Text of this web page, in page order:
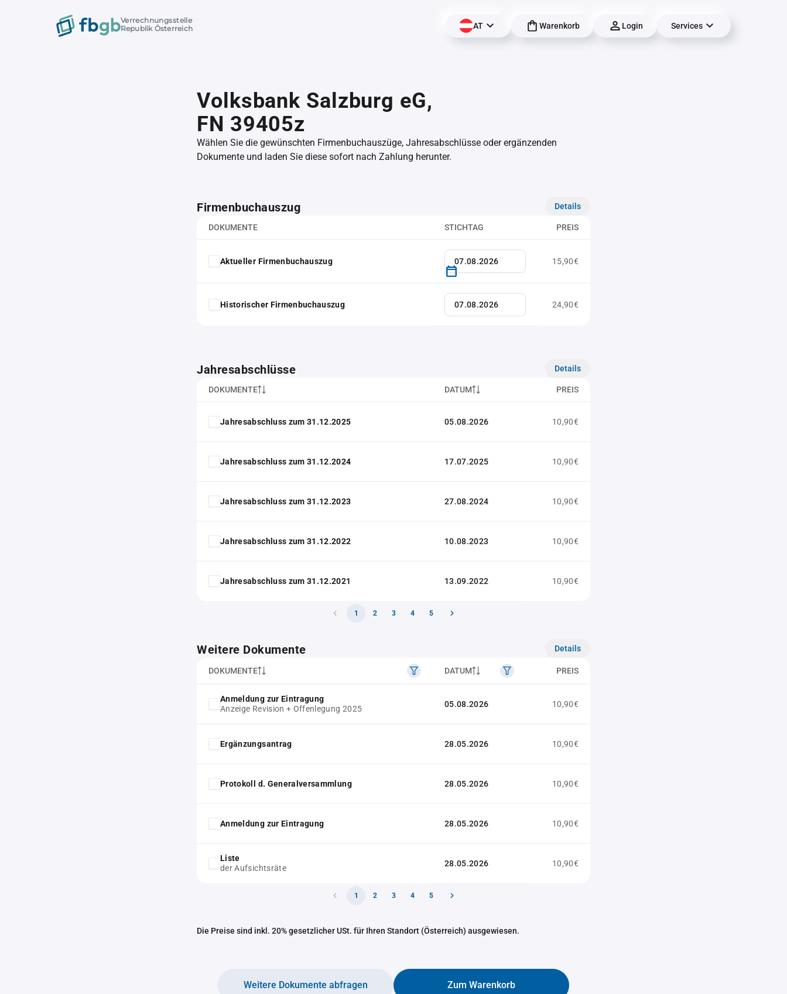
Verrechnungsstelle
Republik Österreich
AT Warenkorb Login Services
Volksbank Salzburg eG,
FN 39405z
Wählen Sie die gewünschten Firmenbuchauszüge, Jahresabschlüsse oder ergänzenden
Dokumente und laden Sie diese sofort nach Zahlung herunter.
Firmenbuchauszug Details
DOKUMENTE STICHTAG PREIS
Aktueller Firmenbuchauszug 15,90€
Historischer Firmenbuchauszug 24,90€
Jahresabschlüsse Details
DOKUMENTE DATUM PREIS
Jahresabschluss zum 31.12.2025 05.08.2026 10,90€
Jahresabschluss zum 31.12.2024 17.07.2025 10,90€
Jahresabschluss zum 31.12.2023 27.08.2024 10,90€
Jahresabschluss zum 31.12.2022 10.08.2023 10,90€
Jahresabschluss zum 31.12.2021 13.09.2022 10,90€
1 2 3 4 5
Weitere Dokumente Details
DOKUMENTE DATUM PREIS
Anmeldung zur Eintragung
Anzeige Revision + Offenlegung 2025
05.08.2026 10,90€
Ergänzungsantrag 28.05.2026 10,90€
Protokoll d. Generalversammlung 28.05.2026 10,90€
Anmeldung zur Eintragung 28.05.2026 10,90€
Liste
der Aufsichtsräte
28.05.2026 10,90€
1 2 3 4 5
Die Preise sind inkl. 20% gesetzlicher USt. für Ihren Standort (Österreich) ausgewiesen.
Zum Warenkorb
Weitere Dokumente abfragen